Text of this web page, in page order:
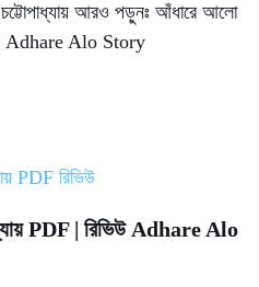
আরও পড়ুনঃ আঁধারে আলো
Adhare Alo Story
PDF | রিভিউ Adhare Alo